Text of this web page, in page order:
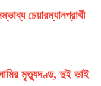
চেয়ারম্যানপ্রার্থী
মৃত্যুদণ্ড, দুই ভাই